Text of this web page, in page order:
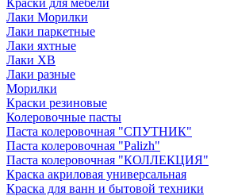
Краски для мебели
Лаки Морилки
Лаки паркетные
Лаки яхтные
Лаки ХВ
Лаки разные
Морилки
Краски резиновые
Колеровочные пасты
Паста колеровочная "СПУТНИК"
Паста колеровочная "Palizh"
Паста колеровочная "КОЛЛЕКЦИЯ"
Краска акриловая универсальная
Краска для ванн и бытовой техники